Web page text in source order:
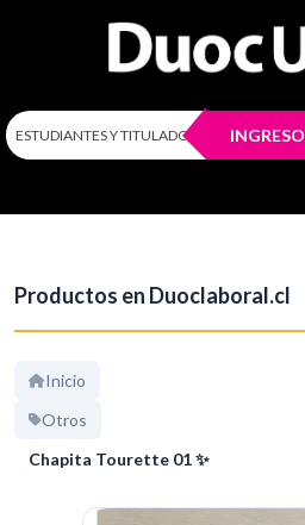
ESTUDIANTES Y TITULADOS INGRESO
Productos en Duoclaboral.cl
Inicio
Otros
Chapita Tourette 01 ✨